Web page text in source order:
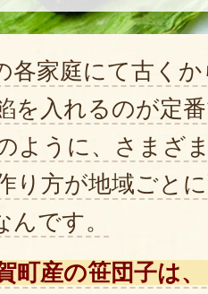
各家庭にて古く
を入れるのが定
ように、さまざ
り方が地域ごと
んです。
町産の笹団子は